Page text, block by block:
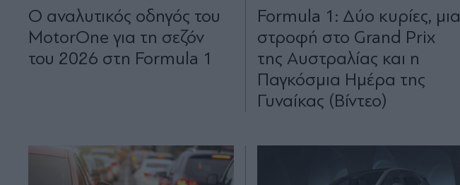
O αναλυτικός οδηγός του
MotorOne για τη σεζόν
του 2026 στη Formula 1
Formula 1: Δύο κυρίες, μια
στροφή στο Grand Prix
της Αυστραλίας και η
Παγκόσμια Ημέρα της
Γυναίκας (Βίντεο)